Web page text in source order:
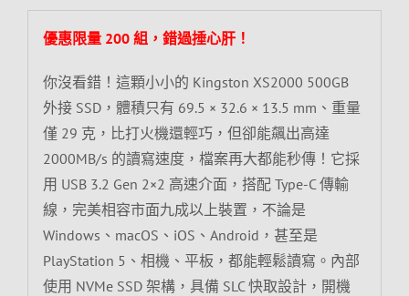
優惠限量 200 組，錯過捶心肝！
你沒看錯！這顆小小的 Kingston XS2000 500GB
外接 SSD，體積只有 69.5 × 32.6 × 13.5 mm、重量
僅 29 克，比打火機還輕巧，但卻能飆出高達
2000MB/s 的讀寫速度，檔案再大都能秒傳！它採
用 USB 3.2 Gen 2×2 高速介面，搭配 Type-C 傳輸
線，完美相容市面九成以上裝置，不論是
Windows、macOS、iOS、Android，甚至是
PlayStation 5、相機、平板，都能輕鬆讀寫。內部
使用 NVMe SSD 架構，具備 SLC 快取設計，開機